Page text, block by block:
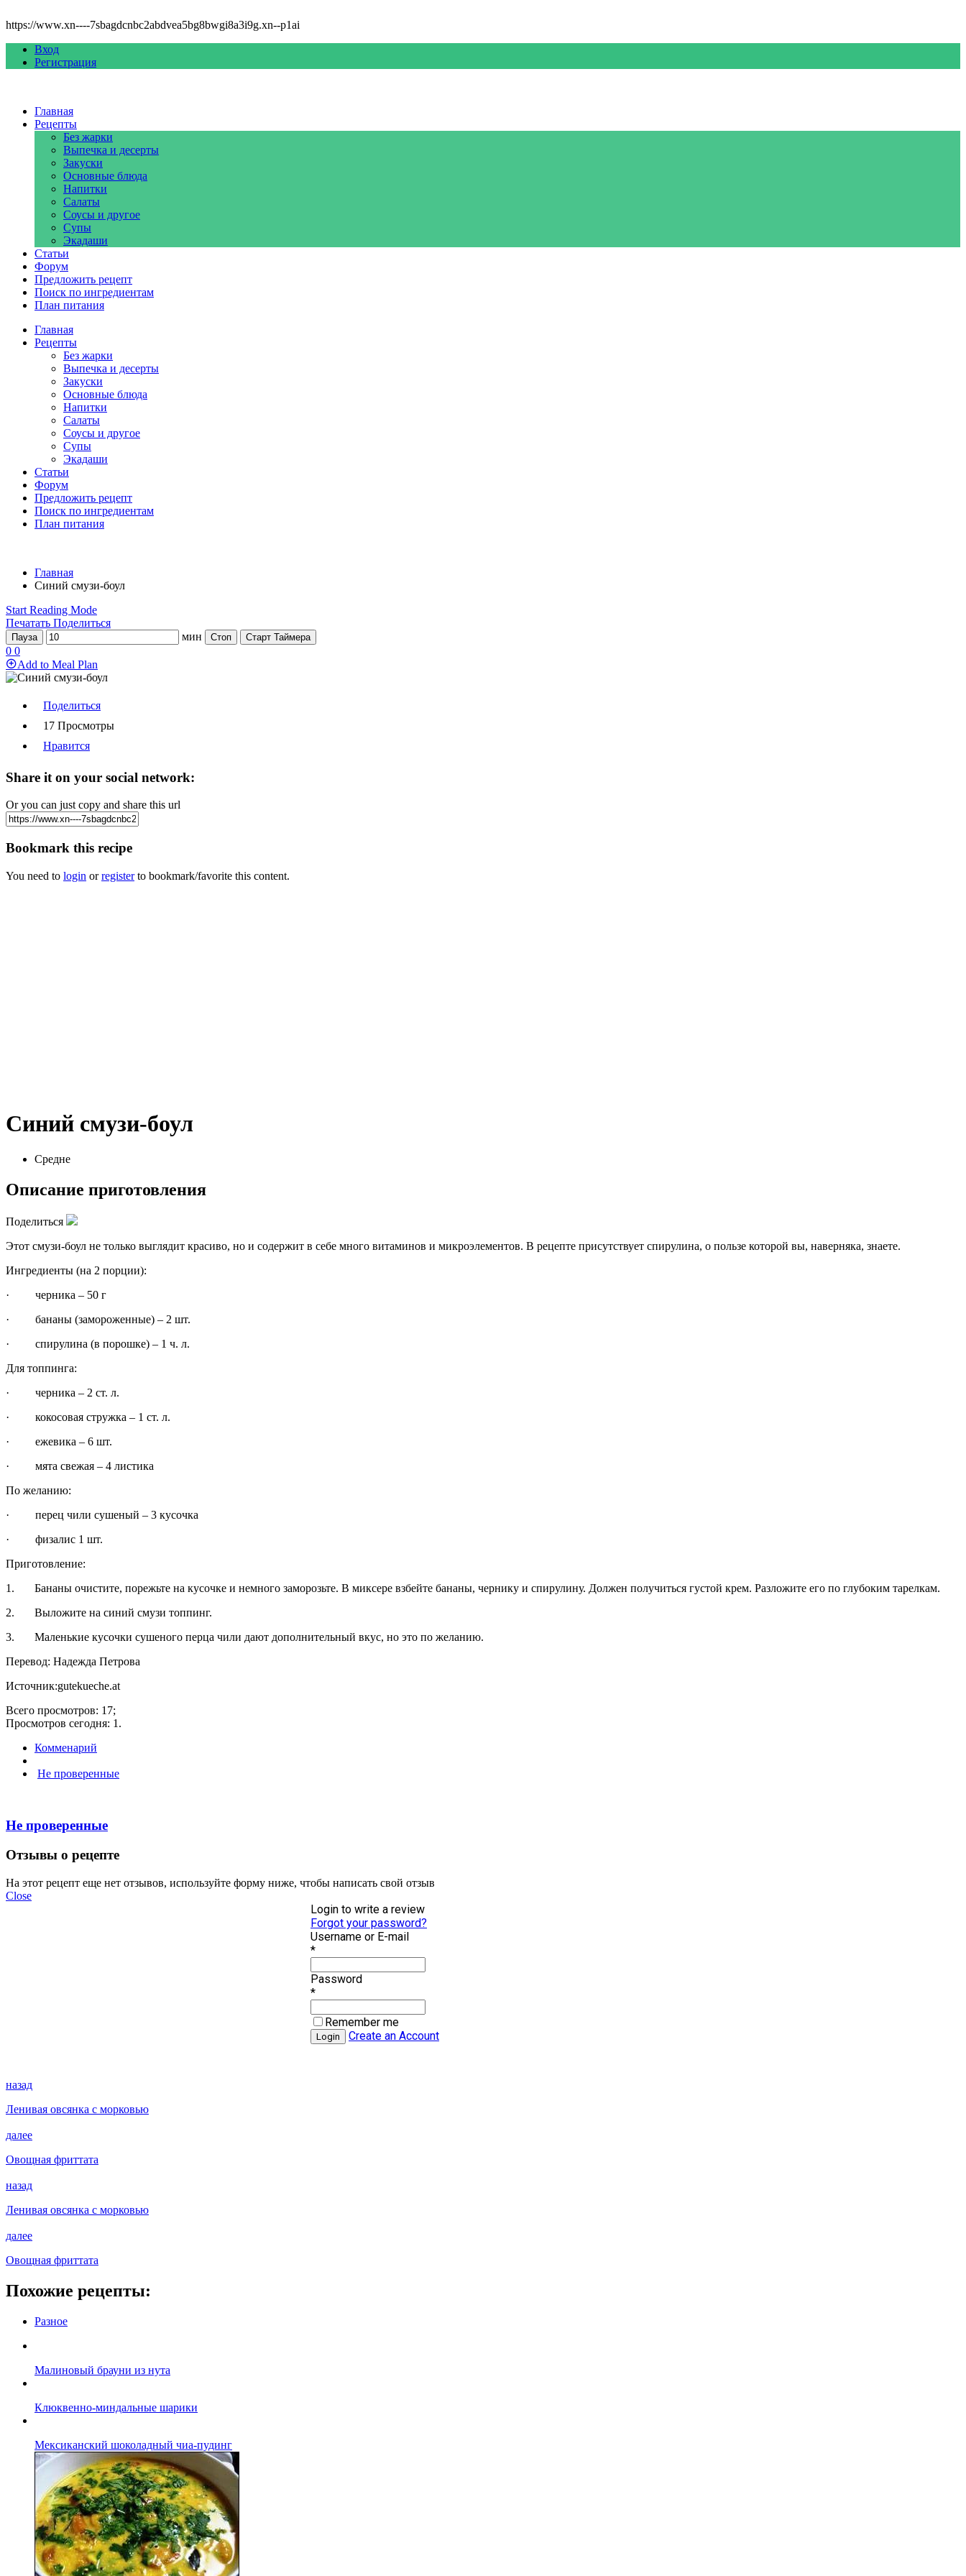
https://www.xn----7sbagdcnbc2abdvea5bg8bwgi8a3i9g.xn--p1ai
Вход
Регистрация
Главная
Рецепты
Без жарки
Выпечка и десерты
Закуски
Основные блюда
Напитки
Салаты
Соусы и другое
Супы
Экадаши
Статьи
Форум
Предложить рецепт
Поиск по ингредиентам
План питания
Главная
Рецепты
Без жарки
Выпечка и десерты
Закуски
Основные блюда
Напитки
Салаты
Соусы и другое
Супы
Экадаши
Статьи
Форум
Предложить рецепт
Поиск по ингредиентам
План питания
Главная
Синий смузи-боул
Start Reading Mode
Печатать Поделиться
Пауза мин Стоп Старт Таймера
0 0
Add to Meal Plan
Поделиться
17 Просмотры
Нравится
Share it on your social network:
Or you can just copy and share this url
Bookmark this recipe
You need to login orregisterto bookmark/favorite this content.
Синий смузи-боул
Средне
Описание приготовления
Поделиться
Этот смузи-боул не только выглядит красиво, но и содержит в себе много витаминов и микроэлементов. В рецепте присутствует спирулина, о пользе которой вы, наверняка, знаете.
Ингредиенты (на 2 порции):
· черника – 50 г
· бананы (замороженные) – 2 шт.
· спирулина (в порошке) – 1 ч. л.
Для топпинга:
· черника – 2 ст. л.
· кокосовая стружка – 1 ст. л.
· ежевика – 6 шт.
· мята свежая – 4 листика
По желанию:
· перец чили сушеный – 3 кусочка
· физалис 1 шт.
Приготовление:
1. Бананы очистите, порежьте на кусочке и немного заморозьте. В миксере взбейте бананы, чернику и спирулину. Должен получиться густой крем. Разложите его по глубоким тарелкам.
2. Выложите на синий смузи топпинг.
3. Маленькие кусочки сушеного перца чили дают дополнительный вкус, но это по желанию.
Перевод: Надежда Петрова
Источник:gutekueche.at
Всего просмотров: 17;
Просмотров сегодня: 1.
Комменарий
Не проверенные
Не проверенные
Отзывы о рецепте
На этот рецепт еще нет отзывов, используйте форму ниже, чтобы написать свой отзыв
Close
Login to write a review
Forgot your password?
Username or E-mail
*
Password
*
Remember me
Create an Account
назад
Ленивая овсянка с морковью
далее
Овощная фриттата
назад
Ленивая овсянка с морковью
далее
Овощная фриттата
Похожие рецепты:
Разное
Малиновый брауни из нута
Клюквенно-миндальные шарики
Мексиканский шоколадный чиа-пудинг